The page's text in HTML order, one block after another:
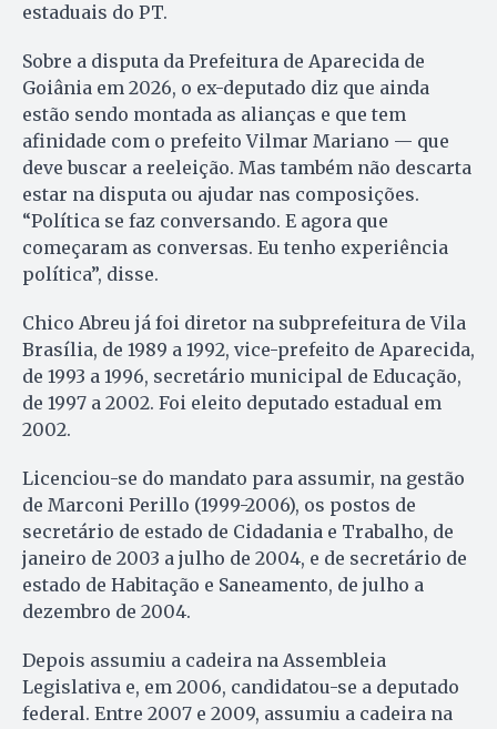
estaduais do PT.
Sobre a disputa da Prefeitura de Aparecida de
Goiânia em 2026, o ex-deputado diz que ainda
estão sendo montada as alianças e que tem
afinidade com o prefeito Vilmar Mariano — que
deve buscar a reeleição. Mas também não descarta
estar na disputa ou ajudar nas composições.
“Política se faz conversando. E agora que
começaram as conversas. Eu tenho experiência
política”, disse.
Chico Abreu já foi diretor na subprefeitura de Vila
Brasília, de 1989 a 1992, vice-prefeito de Aparecida,
de 1993 a 1996, secretário municipal de Educação,
de 1997 a 2002. Foi eleito deputado estadual em
2002.
Licenciou-se do mandato para assumir, na gestão
de Marconi Perillo (1999-2006), os postos de
secretário de estado de Cidadania e Trabalho, de
janeiro de 2003 a julho de 2004, e de secretário de
estado de Habitação e Saneamento, de julho a
dezembro de 2004.
Depois assumiu a cadeira na Assembleia
Legislativa e, em 2006, candidatou-se a deputado
federal. Entre 2007 e 2009, assumiu a cadeira na